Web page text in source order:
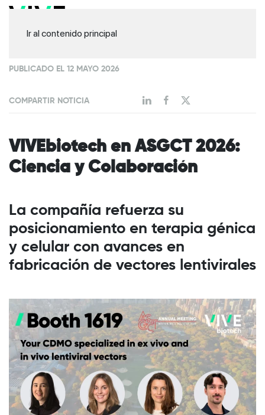
Ir al contenido principal
PUBLICADO EL 12 MAYO 2026
COMPARTIR NOTICIA
VIVEbiotech en ASGCT 2026:
Ciencia y Colaboración
La compañía refuerza su
posicionamiento en terapia génica
y celular con avances en
fabricación de vectores lentivirales